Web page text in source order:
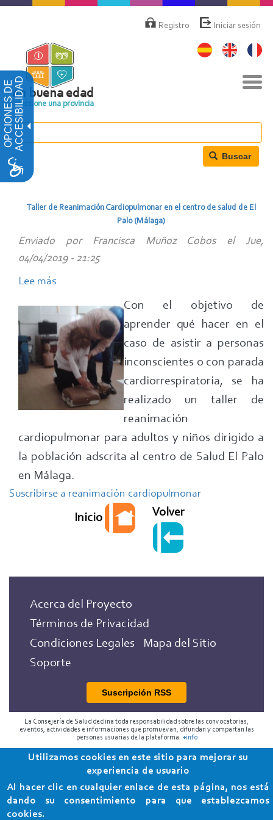
OPCIONES DEACCESIBILIDAD
Pasar
contenido
principal
deRegistro Iniciar sesión
en buena edad
Seleccione una provincia
Buscar
Taller de Reanimación Cardiopulmonar en el centro de salud de El
Palo (Málaga)
Enviado por Francisca Muñoz CoboselJue,
04/04/2019 - 21:25
Lee más
de
Reanimación
Cardiopulmonar
en
el
centro
salud
de
Con el objetivo de
aprender qué hacer en el
caso de asistir a personas
inconscientes o con parada
cardiorrespiratoria, se ha
realizado un taller de
reanimación
cardiopulmonar para adultos y niños dirigido a
la población adscrita al centro de Salud El Palo
en Málaga.
Suscribirse a reanimación cardiopulmonar
Inicio Volver
Acerca del Proyecto
Términos de Privacidad
Condiciones Legales
Mapa del Sitio
Soporte
Suscripción RSS
La Consejería de Salud declina toda responsabilidad sobre las convocatorias,
eventos, actividades e informaciones que promuevan, difundan y compartan las
personas usuarias de la plataforma. +info
2018 Programa de Envejecimiento Saludable de la
Consejería de Salud
Utilizamos cookies en este sitio para mejorar su
experiencia de usuario
Al hacer clic en cualquier enlace de esta página, nos está
dando su consentimiento para que establezcamos
cookies.